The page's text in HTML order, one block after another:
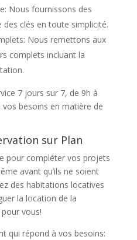
Nous fournissons des
des clés en toute simplicité.
Nous remettons aux
complets incluant la
7 jours sur 7, de 9h à
besoins en matière de
sur Plan
pour compléter vos projets
avant qu’ils ne soient
des habitations locatives
la location de la
vous!
qui répond à vos besoins: